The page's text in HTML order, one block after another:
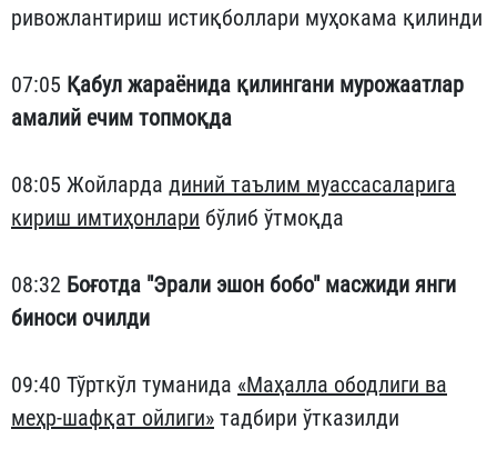
ривожлантириш истиқболлари муҳокама қилинди
07:05 Қабул жараёнида қилингани мурожаатлар
амалий ечим топмоқда
08:05 Жойларда диний таълим муассасаларига
кириш имтиҳонлари бўлиб ўтмоқда
08:32 Боғотда "Эрали эшон бобо" масжиди янги
биноси очилди
09:40 Тўрткўл туманида «Маҳалла ободлиги ва
меҳр-шафқат ойлиги» тадбири ўтказилди